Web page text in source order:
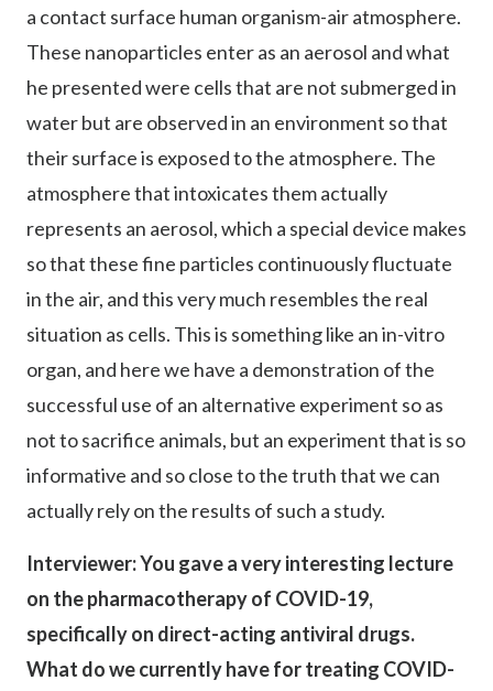
a contact surface human organism-air atmosphere.
These nanoparticles enter as an aerosol and what
he presented were cells that are not submerged in
water but are observed in an environment so that
their surface is exposed to the atmosphere. The
atmosphere that intoxicates them actually
represents an aerosol, which a special device makes
so that these fine particles continuously fluctuate
in the air, and this very much resembles the real
situation as cells. This is something like an in-vitro
organ, and here we have a demonstration of the
successful use of an alternative experiment so as
not to sacrifice animals, but an experiment that is so
informative and so close to the truth that we can
actually rely on the results of such a study.
Interviewer: You gave a very interesting lecture
on the pharmacotherapy of COVID-19,
specifically on direct-acting antiviral drugs.
What do we currently have for treating COVID-